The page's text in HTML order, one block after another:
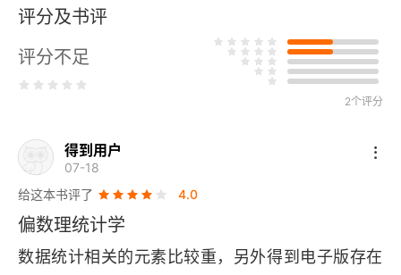
三 结语
第二章 吴声西曲与永明诗律形成之关系
二 晋宋齐五言四句诗的诗律分析
三 晋宋齐五言四句诗与永明诗律之关系
四 结语
评分及书评
评分不足
2个评分
得到用户
07-18
给这本书评了
4.0
偏数理统计学
数据统计相关的元素比较重，另外得到电子版存在